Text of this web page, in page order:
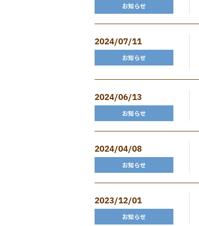
お知らせ
2024/07/11
お知らせ
2024/06/13
お知らせ
2024/04/08
お知らせ
2023/12/01
お知らせ